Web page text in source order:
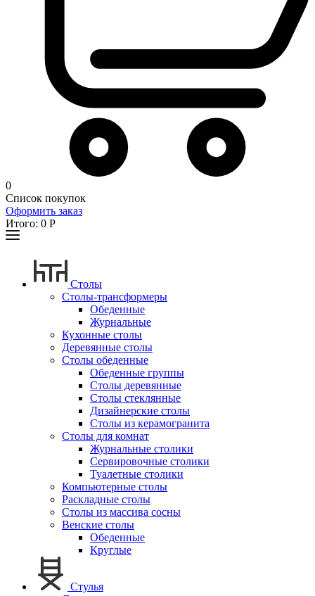
0
Список покупок
Оформить заказ
Итого: 0 Р
Столы
Столы-трансформеры
Обеденные
Журнальные
Кухонные столы
Деревянные столы
Столы обеденные
Обеденные группы
Столы деревянные
Столы стеклянные
Дизайнерские столы
Столы из керамогранита
Столы для комнат
Журнальные столики
Сервировочные столики
Туалетные столики
Компьютерные столы
Раскладные столы
Столы из массива сосны
Венские столы
Обеденные
Круглые
Стулья